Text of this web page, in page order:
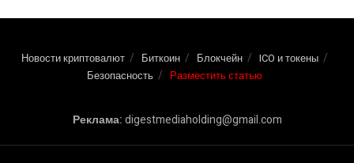
Новости криптовалют Биткоин Блокчейн
ICO и токены
Безопасность
Разместить статью
Реклама:digestmediaholding@gmail.com